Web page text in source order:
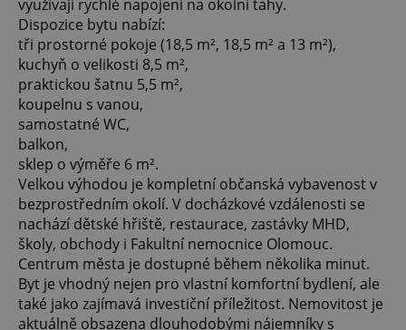
využívají rychlé napojení na okolní tahy.
Dispozice bytu nabízí:
tři prostorné pokoje (18,5 m², 18,5 m² a 13 m²),
kuchyň o velikosti 8,5 m²,
praktickou šatnu 5,5 m²,
koupelnu s vanou,
samostatné WC,
balkon,
sklep o výměře 6 m².
Velkou výhodou je kompletní občanská vybavenost v
bezprostředním okolí. V docházkové vzdálenosti se
nachází dětské hřiště, restaurace, zastávky MHD,
školy, obchody i Fakultní nemocnice Olomouc.
Centrum města je dostupné během několika minut.
Byt je vhodný nejen pro vlastní komfortní bydlení, ale
také jako zajímavá investiční příležitost. Nemovitost je
aktuálně obsazena dlouhodobými nájemníky s